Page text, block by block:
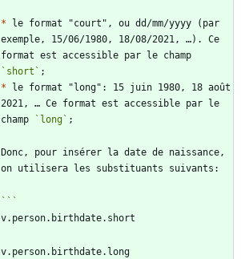
* le format "court", ou dd/mm/yyyy (par
exemple, 15/06/1980, 18/08/2021, …). Ce
`short`
* le format "long": 15 juin 1980, 18 août
2021, … Ce format est accessible par le
champ
`long`
Donc, pour insérer la date de naissance,